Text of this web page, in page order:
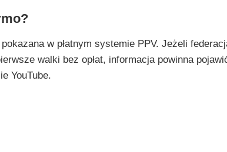
w płatnym systemie PPV. Jeżeli
walki bez opłat, informacja powinna
YouTube.